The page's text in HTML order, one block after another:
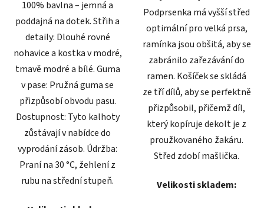
100% bavlna – jemná a
poddajná na dotek. Střih a
detaily: Dlouhé rovné
nohavice a kostka v modré,
tmavě modré a bílé. Guma
v pase: Pružná guma se
přizpůsobí obvodu pasu.
Dostupnost: Tyto kalhoty
zůstávají v nabídce do
vyprodání zásob. Údržba:
Praní na 30 °C, žehlení z
rubu na střední stupeň.
Podprsenka má vyšší střed
optimální pro velká prsa,
ramínka jsou obšitá, aby se
zabránilo zařezávání do
ramen. Košíček se skládá
ze tří dílů, aby se perfektně
přizpůsobil, přičemž díl,
který kopíruje dekolt je z
proužkovaného žakáru.
Střed zdobí mašlička.
Velikosti skladem: